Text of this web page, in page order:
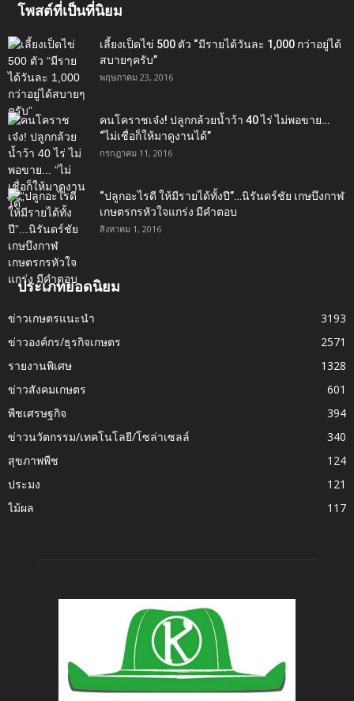
โพสต์ที่เป็นที่นิยม
เลี้ยงเป็ดไข่ 500 ตัว “มีรายได้วันละ 1,000 กว่าอยู่ได้
สบายๆครับ”
พฤษภาคม 23, 2016
คนโคราชเจ๋ง! ปลูกกล้วยน้ำว้า 40 ไร่ ไม่พอขาย…
“ไม่เชื่อก็ให้มาดูงานได้”‬
กรกฎาคม 11, 2016
“ปลูกอะไรดี ให้มีรายได้ทั้งปี”…นิรันดร์ชัย เกษบึงกาฬ
เกษตรกรหัวใจแกร่ง มีคำตอบ
สิงหาคม 1, 2016
ประเภทยอดนิยม
ข่าวเกษตรแนะนำ
3193
ข่าวองค์กร/ธุรกิจเกษตร
2571
รายงานพิเศษ
1328
ข่าวสังคมเกษตร
601
พืชเศรษฐกิจ
394
ข่าวนวัตกรรม/เทคโนโลยี/โซล่าเซลล์
340
สุขภาพพืช
124
ประมง
121
ไม้ผล
117